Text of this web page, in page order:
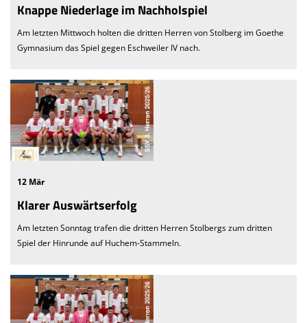
Knappe Niederlage im Nachholspiel
Am letzten Mittwoch holten die dritten Herren von Stolberg im Goethe
Gymnasium das Spiel gegen Eschweiler IV nach.
12 Mär
Klarer Auswärtserfolg
Am letzten Sonntag trafen die dritten Herren Stolbergs zum dritten
Spiel der Hinrunde auf Huchem-Stammeln.